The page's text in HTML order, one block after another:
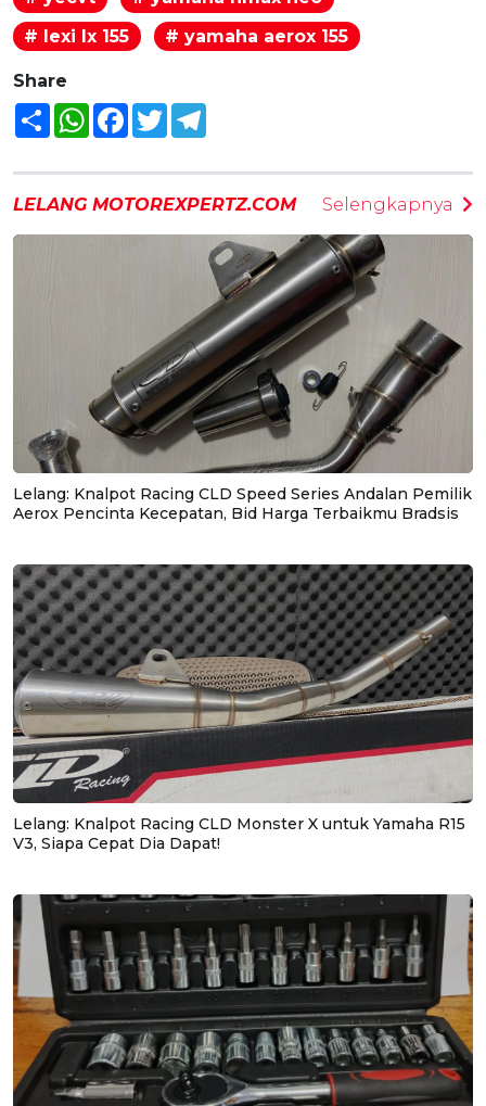
# lexi lx 155
# yamaha aerox 155
Share
Share WhatsAppFacebook
Twitter
LELANG MOTOREXPERTZ.COM Selengkapnya
Lelang: Knalpot Racing CLD Speed Series Andalan Pemilik
Aerox Pencinta Kecepatan, Bid Harga Terbaikmu Bradsis
Lelang: Knalpot Racing CLD Monster X untuk Yamaha R15
V3, Siapa Cepat Dia Dapat!